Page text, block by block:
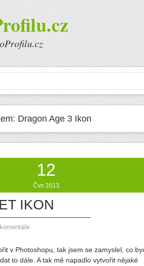
Dragon Age 3 Ikon
12
Čvn 2013
IKON
v Photoshopu, tak jsem se zamyslel, co
to dále. A tak mě napadlo vytvořit nějaké